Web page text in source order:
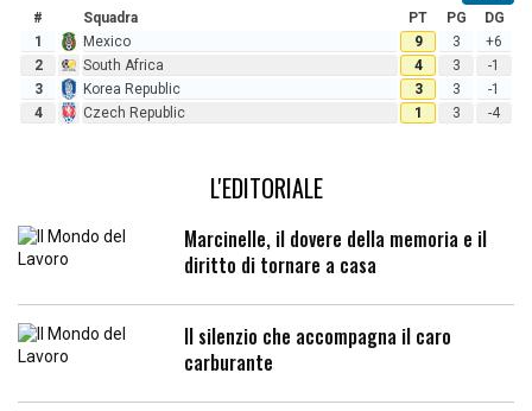
#
Squadra PT PG
DG
1
Mexico 9 3
+6
2
South Africa 4 3
-1
3
Korea Republic 3 3
-1
4
Czech Republic 1 3 -4
L'EDITORIALE
Marcinelle, il dovere della memoria e il
diritto di tornare a casa
Il silenzio che accompagna il caro
carburante